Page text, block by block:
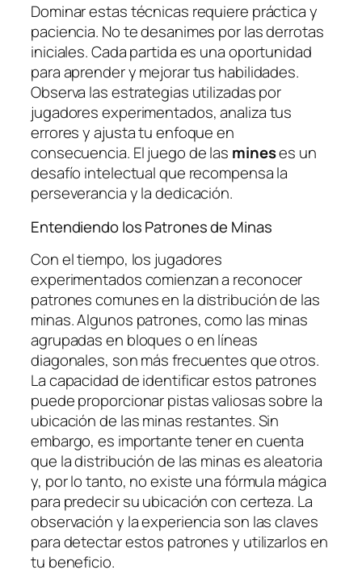
Dominar estas técnicas requiere práctica y
paciencia. No te desanimes por las derrotas
iniciales. Cada partida es una oportunidad
para aprender y mejorar tus habilidades.
Observa las estrategias utilizadas por
jugadores experimentados, analiza tus
errores y ajusta tu enfoque en
consecuencia. El juego de las mineses un
desafío intelectual que recompensa la
perseverancia y la dedicación.
Entendiendo los Patrones de Minas
Con el tiempo, los jugadores
experimentados comienzan a reconocer
patrones comunes en la distribución de las
minas. Algunos patrones, como las minas
agrupadas en bloques o en líneas
diagonales, son más frecuentes que otros.
La capacidad de identificar estos patrones
puede proporcionar pistas valiosas sobre la
ubicación de las minas restantes. Sin
embargo, es importante tener en cuenta
que la distribución de las minas es aleatoria
y, por lo tanto, no existe una fórmula mágica
para predecir su ubicación con certeza. La
observación y la experiencia son las claves
para detectar estos patrones y utilizarlos en
tu beneficio.